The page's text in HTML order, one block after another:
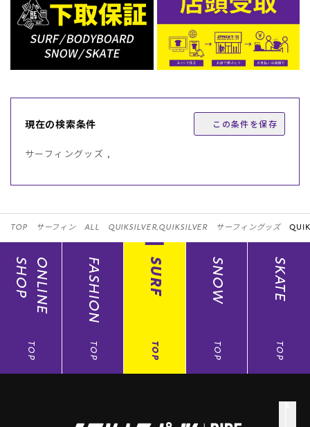
現在の検索条件 この条件を保存
サーフィングッズ ,
TOP サーフィン ALL QUIKSILVER,QUIKSILVER サーフィングッズ
ONLINE
SHOP
TOP
FASHION
TOP
SURF
TOP
SNOW
TOP
SKATE
TOP